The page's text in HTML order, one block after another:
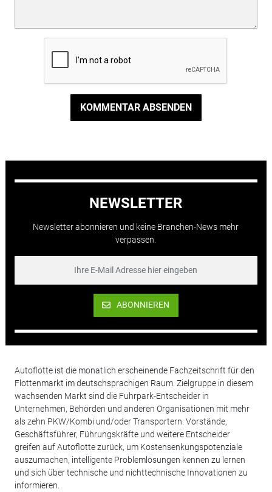
KOMMENTAR ABSENDEN
NEWSLETTER
Newsletter abonnieren und keine Branchen-News mehr
verpassen.
ABONNIEREN
Autoflotte ist die monatlich erscheinende Fachzeitschrift für den
Flottenmarkt im deutschsprachigen Raum. Zielgruppe in diesem
wachsenden Markt sind die Fuhrpark-Entscheider in
Unternehmen, Behörden und anderen Organisationen mit mehr
als zehn PKW/Kombi und/oder Transportern. Vorstände,
Geschäftsführer, Führungskräfte und weitere Entscheider
greifen auf Autoflotte zurück, um Kostensenkungspotenziale
auszumachen, intelligente Problemlösungen kennen zu lernen
und sich über technische und nichttechnische Innovationen zu
informieren.